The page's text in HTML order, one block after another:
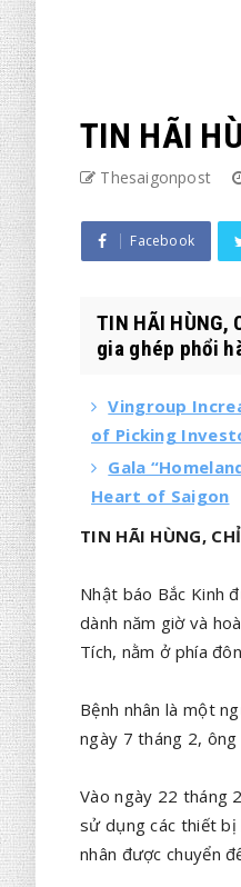
TIN HÃI
Thesaigonpost
Facebook
TIN HÃI HÙNG,
gia ghép phổi
Vingroup
of Picking
Gala
Heart of Saigon
TIN HÃI HÙNG,
Nhật báo Bắc Kinh
dành năm giờ và
Tích, nằm ở phía
Bệnh nhân là một
ngày 7 tháng 2,
Vào ngày 22 tháng
sử dụng các thiết bị
nhân được chuyển